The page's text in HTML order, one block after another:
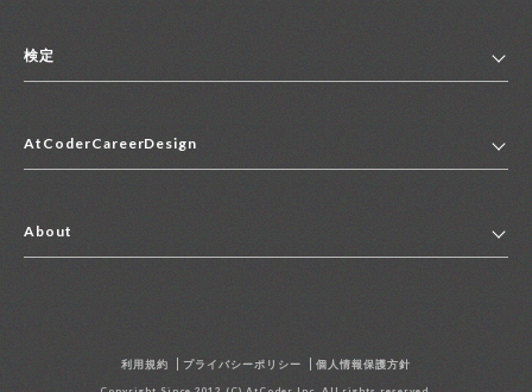
便利リンク集
2027年新卒採用求人一覧
中途採用求人一覧
アルバイト求人一覧
その他求人一覧
検定
マイページ
AtCoderCareerDesign
About
利用規約 プライバシーポリシー 個人情報保護方針